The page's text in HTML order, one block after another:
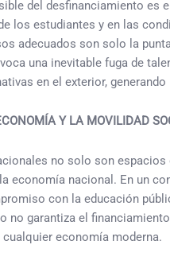
del desfinanciamiento es
los estudiantes y en las
adecuados son solo la
una inevitable fuga de
en el exterior,
Y LA MOVILIDAD
no solo son
economía nacional. En un
con la educación
no garantiza el
economía moderna.